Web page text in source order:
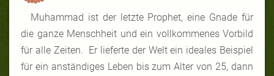
Muhammad ist der letzte Prophet, eine Gnade für
die ganze Menschheit und ein vollkommenes Vorbild
für alle Zeiten. Er lieferte der Welt ein ideales Beispiel
für ein anständiges Leben bis zum Alter von 25, dann